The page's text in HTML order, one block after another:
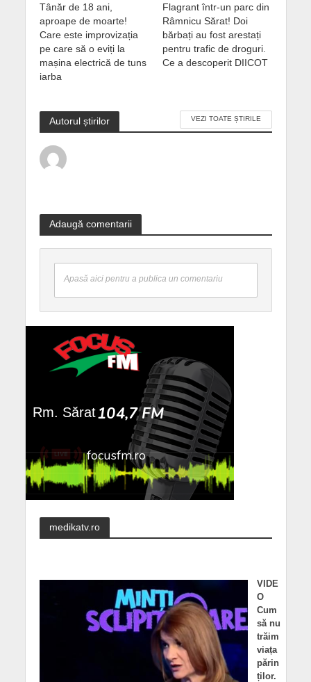
Tânăr de 18 ani,
aproape de moarte!
Care este improvizația
pe care să o eviți la
mașina electrică de tuns
iarba
Flagrant într-un parc din
Râmnicu Sărat! Doi
bărbați au fost arestați
pentru trafic de droguri.
Ce a descoperit DIICOT
Autorul știrilor VEZI TOATE ȘTIRILE
Adaugă comentarii
Apasă aici pentru a publica un comentariu
medikatv.ro
VIDE
O
Cum
să nu
trăim
viața
părin
ților.